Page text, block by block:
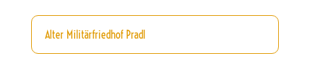
Alter Militärfriedhof Pradl